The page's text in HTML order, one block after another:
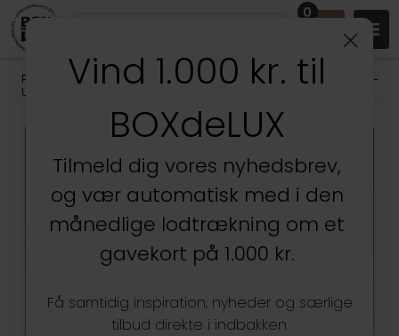
0
Produkter /Stuen Vaser, Krukker & Urtepotter/
Stentøj og Keramik -
Urtepotter og VaserVind 1.000 kr. til
BOXdeLUX
Tilmeld dig vores nyhedsbrev,
og vær automatisk med i den
månedlige lodtrækning om et
gavekort på 1.000 kr.
Få samtidig inspiration, nyheder og særlige
tilbud direkte i indbakken.